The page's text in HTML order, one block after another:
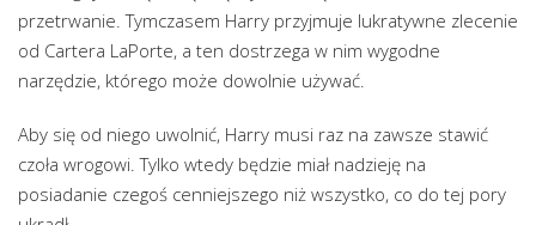
przetrwanie. Tymczasem Harry przyjmuje lukratywne zlecenie
od Cartera LaPorte, a ten dostrzega w nim wygodne
narzędzie, którego może dowolnie używać.
Aby się od niego uwolnić, Harry musi raz na zawsze stawić
czoła wrogowi. Tylko wtedy będzie miał nadzieję na
posiadanie czegoś cenniejszego niż wszystko, co do tej pory